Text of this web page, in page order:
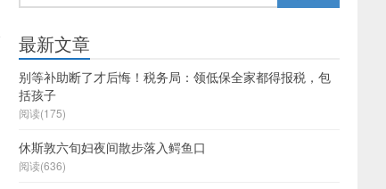
最新文章
别等补助断了才后悔！税务局：领低保全家都得报税，包
括孩子
阅读(175)
休斯敦六旬妇夜间散步落入鳄鱼口
阅读(636)